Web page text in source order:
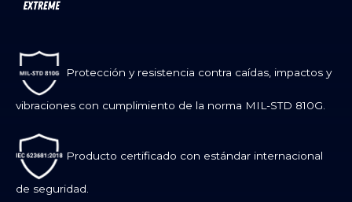
Protección y resistencia contra caídas, impactos y
vibraciones con cumplimiento de la norma MIL-STD 810G.
Producto certificado con estándar internacional
de seguridad.